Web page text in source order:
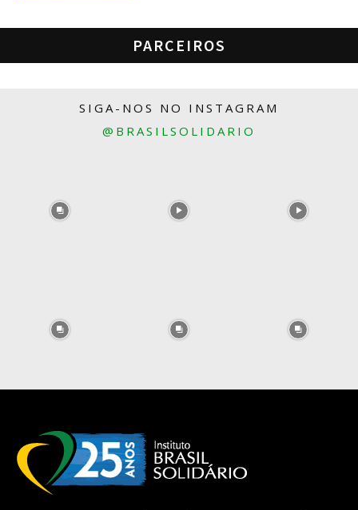
PARCEIROS
SIGA-NOS NO INSTAGRAM
@BRASILSOLIDARIO